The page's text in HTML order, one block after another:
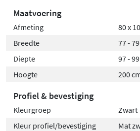
Maatvoering
Afmeting
80 x
Breedte
77 -
Diepte
97 -
Hoogte
200
Profiel & bevestiging
Kleurgroep
Zwart
Kleur profiel/bevestiging
Mat